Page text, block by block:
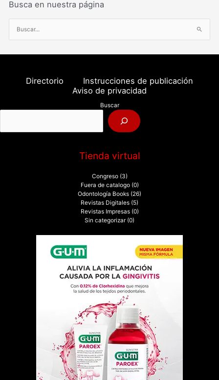
Busca en nuestra página
u
s
o
:
Directorio
Instrucciones de publicación
Aviso de privacidad
Buscar
Tienda virtual
Congreso (3)
Fuera de catalogo (0)
Odontología Books (26)
Revistas Digitales (5)
Revistas Impresas (0)
Sin categorizar (0)